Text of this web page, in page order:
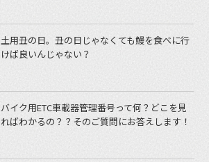
土用丑の日。丑の日じゃなくても鰻を食べに行
けば良いんじゃない？
バイク用ETC車載器管理番号って何？どこを見
ればわかるの？？そのご質問にお答えします！